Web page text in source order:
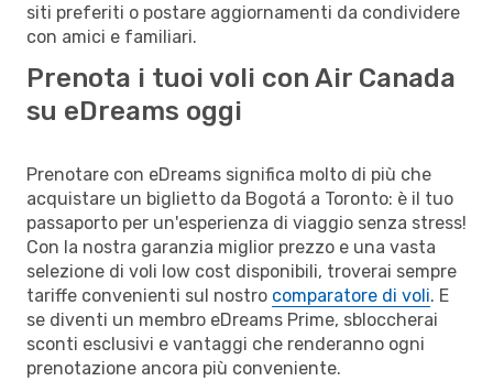
siti preferiti o postare aggiornamenti da condividere
con amici e familiari.
Prenota i tuoi voli con Air Canada
su eDreams oggi
Prenotare con eDreams significa molto di più che
acquistare un biglietto da Bogotá a Toronto: è il tuo
passaporto per un'esperienza di viaggio senza stress!
Con la nostra garanzia miglior prezzo e una vasta
selezione di voli low cost disponibili, troverai sempre
tariffe convenienti sul nostro comparatore di voli. E
se diventi un membro eDreams Prime, sbloccherai
sconti esclusivi e vantaggi che renderanno ogni
prenotazione ancora più conveniente.